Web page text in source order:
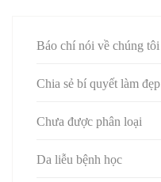
Báo chí nói về chúng tôi
Chia sẻ bí quyết làm đẹp
Chưa được phân loại
Da liễu bệnh học